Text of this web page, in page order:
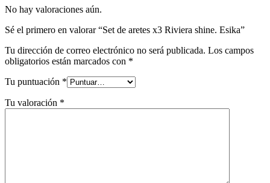
No hay valoraciones aún.
Sé el primero en valorar “Set de aretes x3 Riviera shine. Esika”
Tu dirección de correo electrónico no será publicada. Los campos
obligatorios están marcados con *
Tu puntuación *
Tu valoración *